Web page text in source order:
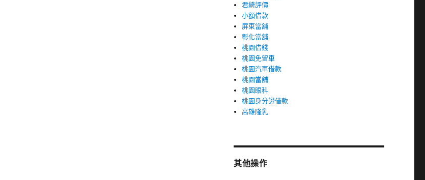
君綺評價
小額借款
屏東當舖
彰化當舖
桃園借錢
桃園免留車
桃園汽車借款
桃園當舖
桃園眼科
桃園身分證借款
高雄隆乳
其他操作